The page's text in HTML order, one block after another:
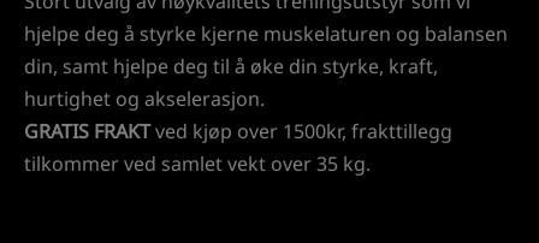
hjelpe deg å styrke kjerne muskelaturen og balansen
din, samt hjelpe deg til å øke din styrke, kraft,
hurtighet og akselerasjon.
GRATIS FRAKTved kjøp over 1500kr, frakttillegg
tilkommer ved samlet vekt over 35 kg.